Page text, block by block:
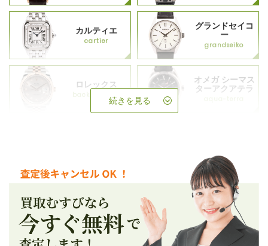
カルティエ
cartier
グランドセイコ
ー
grandseiko
ロレックス
backup_rolex
オメガ シーマス
ターアクアテラ
続きを見る